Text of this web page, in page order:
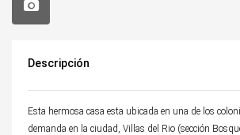
Descripción
Esta hermosa casa esta ubicada en una de los
demanda en la ciudad, Villas del Rio (sección